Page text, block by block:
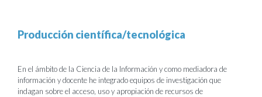
Producción científica/tecnológica
En el ámbito de la Ciencia de la Información y como mediadora de
información y docente he integrado equipos de investigación que
indagan sobre el acceso, uso y apropiación de recursos de